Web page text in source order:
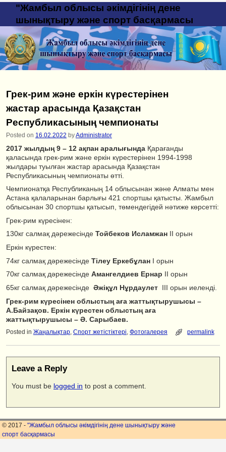
"Жамбыл облысы әкімдігінің дене
шынықтыру және спорт басқармасы
Грек-рим және еркін күрестерінен
жастар арасында Қазақстан
Республикасының чемпионаты
Posted on 16.02.2022 byAdministrator
2017 жылдың 9 – 12 ақпан аралығында Қарағанды
қаласында грек-рим және еркін күрестерінен 1994-1998
жылдары туылған жастар арасында Қазақстан
Республикасының чемпионаты өтті.
Чемпионатқа Республиканың 14 облысынан және Алматы мен
Астана қалаларынан барлығы 421 спортшы қатысты. Жамбыл
облысынан 30 спортшы қатысып, төмендегідей нәтиже көрсетті:
Грек-рим күресінен:
130кг салмақ дәрежесінде Тойбеков Исламжан ІІ орын
Еркін күрестен:
74кг салмақ дәрежесінде Тілеу Еркебұлан І орын
70кг салмақ дәрежесінде Амангелдиев Ернар ІІ орын
65кг салмақ дәрежесінде Әжіқұл Нұрдаулет ІІІ орын иеленді.
Грек-рим күресінен облыстың аға жаттықтырушысы –
А.Байзақов. Еркін күрестен облыстың аға
жаттықтырушысы – Ә. Сарыбаев.
Posted in Жаңалықтар Спорт жетістіктері Фотогалерея permalink
Leave a Reply
You must be logged in to post a comment.
© 2017 - "Жамбыл облысы әкімдігінің дене шынықтыру және
спорт басқармасы